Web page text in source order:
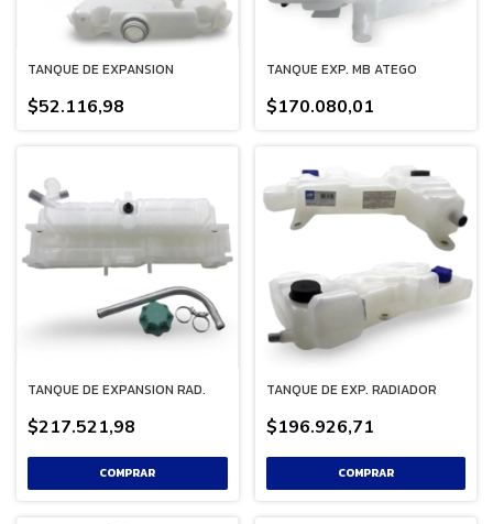
TANQUE DE EXPANSION
$52.116,98
TANQUE EXP. MB ATEGO
$170.080,01
TANQUE DE EXPANSION RAD.
$217.521,98
TANQUE DE EXP. RADIADOR
$196.926,71